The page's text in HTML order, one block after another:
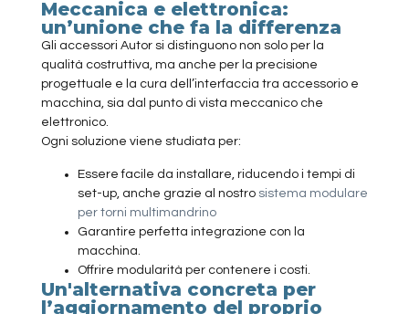
Meccanica e elettronica:
un’unione che fa la differenza
Gli accessori Autor si distinguono non solo per la
qualità costruttiva, ma anche per la precisione
progettuale e la cura dell’interfaccia tra accessorio e
macchina, sia dal punto di vista meccanico che
elettronico.
Ogni soluzione viene studiata per:
Essere facile da installare, riducendo i tempi di
set-up, anche grazie al nostro sistema modulare
per torni multimandrino
Garantire perfetta integrazione con la
macchina.
Offrire modularità per contenere i costi.
Un'alternativa concreta per
l’aggiornamento del proprio